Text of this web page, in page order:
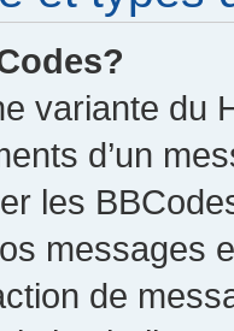
variante du
d’un
les
messages
de